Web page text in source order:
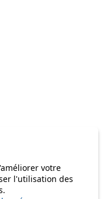
are listed above.
votre
l'utilisation des